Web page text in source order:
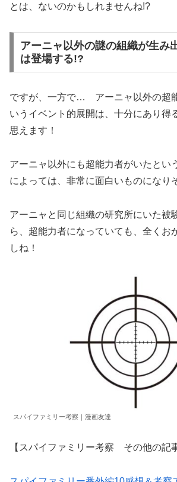
とは、ないのかもしれませんね!?
アーニャ以外の謎の組織が生み
は登場する!?
ですが、一方で… アーニャ以外の超
いうイベント的展開は、十分にあり得
思えます！
アーニャ以外にも超能力者がいたとい
によっては、非常に面白いものになり
アーニャと同じ組織の研究所にいた被
ら、超能力者になっていても、全くお
しね！
スパイファミリー考察｜漫画友達
【スパイファミリー考察 その他の記